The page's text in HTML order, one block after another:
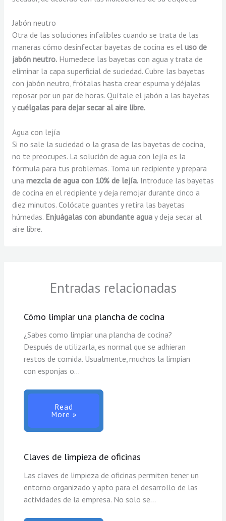
Jabón neutro
Otra de las soluciones infalibles cuando se trata de las
maneras cómo desinfectar bayetas de cocina es el uso de
jabón neutro.Humedece las bayetas con agua y trata de
eliminar la capa superficial de suciedad. Cubre las bayetas
con jabón neutro, frótalas hasta crear espuma y déjalas
reposar por un par de horas. Quítale el jabón a las bayetas
ycuélgalas para dejar secar al aire libre.
Agua con lejía
Si no sale la suciedad o la grasa de las bayetas de cocina,
no te preocupes. La solución de agua con lejía es la
fórmula para tus problemas. Toma un recipiente y prepara
una mezcla de agua con 10% de lejía.Introduce las bayetas
de cocina en el recipiente y deja remojar durante cinco a
diez minutos. Colócate guantes y retira las bayetas
húmedas. Enjuágalas con abundante aguay deja secar al
aire libre.
Entradas relacionadas
Cómo limpiar una plancha de cocina
¿Sabes como limpiar una plancha de cocina?
Después de utilizarla, es normal que se adhieran
restos de comida. Usualmente, muchos la limpian
con esponjas o…
Read
More »
Claves de limpieza de oficinas
Las claves de limpieza de oficinas permiten tener un
entorno organizado y apto para el desarrollo de las
actividades de la empresa. No solo se…